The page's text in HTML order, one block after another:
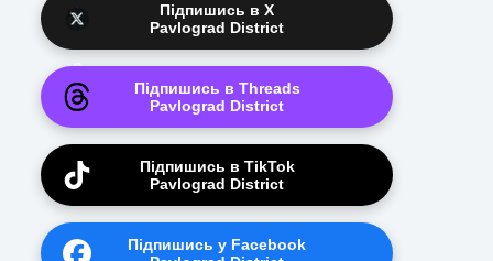
Підпишись в X
Pavlograd District
Підпишись в Threads
Pavlograd District
Підпишись в TikTok
Pavlograd District
Підпишись у Facebook